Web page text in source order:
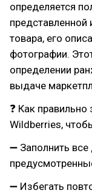
определяется
товара, его
фотографии.
определении
выдаче
❓ Как
Wildberries,
➖ Заполнить
➖ Избегать